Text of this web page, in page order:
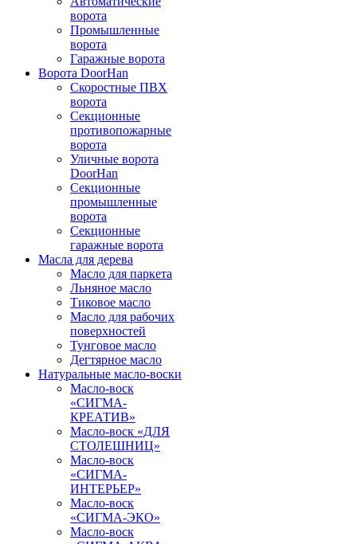
ворота
Промышленные
ворота
Гаражные ворота
Ворота DoorHan
Скоростные ПВХ
ворота
Секционные
противопожарные
ворота
Уличные ворота
DoorHan
Секционные
промышленные
ворота
Секционные
гаражные ворота
Масла для дерева
Масло для паркета
Льняное масло
Тиковое масло
Масло для рабочих
поверхностей
Тунговое масло
Дегтярное масло
Натуральные масло-воски
Масло-воск
«СИГМА-
КРЕАТИВ»
Масло-воск «ДЛЯ
СТОЛЕШНИЦ»
Масло-воск
«СИГМА-
ИНТЕРЬЕР»
Масло-воск
«СИГМА-ЭКО»
Масло-воск